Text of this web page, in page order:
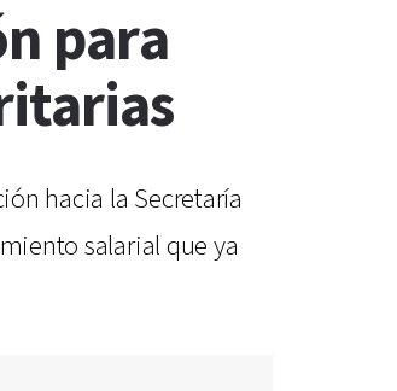
para
hacia la Secretaría
salarial que ya